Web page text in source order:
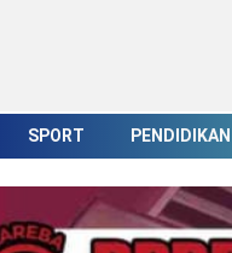
SPORT PENDIDIKAN